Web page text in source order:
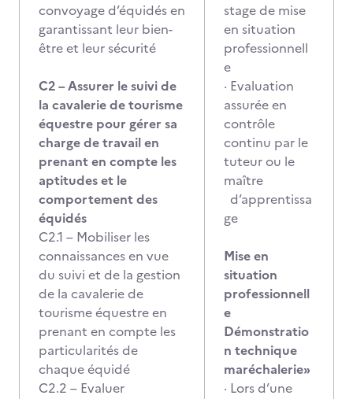
convoyage d’équidés en
garantissant leur bien-
être et leur sécurité
C2 – Assurer le suivi de
la cavalerie de tourisme
équestre pour gérer sa
charge de travail en
prenant en compte les
aptitudes et le
comportement des
équidés
C2.1 – Mobiliser les
connaissances en vue
du suivi et de la gestion
de la cavalerie de
tourisme équestre en
prenant en compte les
particularités de
chaque équidé
C2.2 – Evaluer
stage de mise
en situation
professionnell
e
· Evaluation
assurée en
contrôle
continu par le
tuteur ou le
maître
d’apprentissa
ge
Mise en
situation
professionnell
e
Démonstratio
n technique
maréchalerie»
· Lors d’une